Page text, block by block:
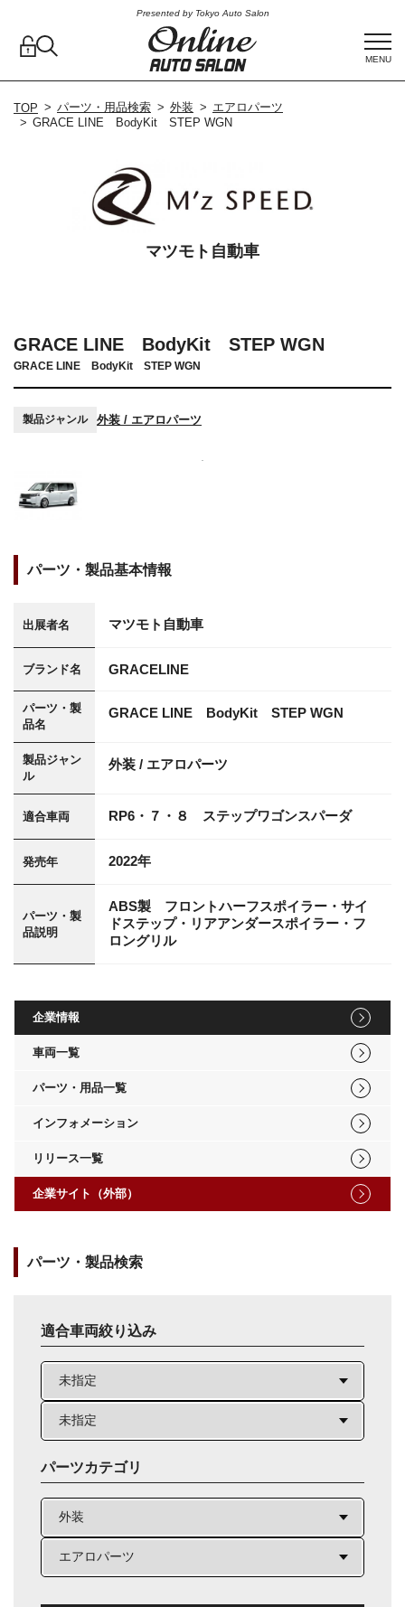
Presented by Tokyo Auto Salon
MENU
TOP パーツ・用品検索 外装
エアロパーツ
GRACE LINE BodyKit STEP WGN
GRACE LINE BodyKit STEP WGN
GRACE LINE BodyKit STEP WGN
製品ジャンル 外装 / エアロパーツ
パーツ・製品基本情報
出展者名 マツモト自動車
ブランド名 GRACELINE
パーツ・製
品名
GRACE LINE BodyKit STEP WGN
製品ジャン
ル
外装 / エアロパーツ
適合車両 RP6・７・８ ステップワゴンスパーダ
発売年 2022年
パーツ・製
品説明
ABS製 フロントハーフスポイラー・サイ
ドステップ・リアアンダースポイラー・フ
ロングリル
企業情報
車両一覧
パーツ・用品一覧
インフォメーション
リリース一覧
企業サイト（外部）
パーツ・製品検索
適合車両絞り込み
パーツカテゴリ
マツモト自動車